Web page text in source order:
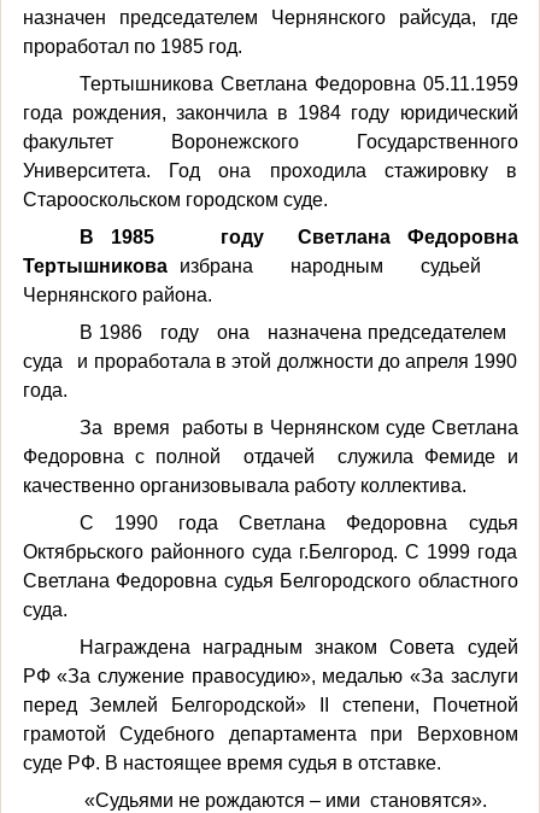
назначен председателем Чернянского райсуда, где
проработал по 1985 год.
Тертышникова Светлана Федоровна 05.11.1959
года рождения, закончила в 1984 году юридический
факультет Воронежского Государственного
Университета. Год она проходила стажировку в
Старооскольском городском суде.
В 1985 году Светлана Федоровна
Тертышниковаизбрана народным судьей
Чернянского района.
В 1986 году она назначена председателем
суда и проработала в этой должности до апреля 1990
года.
За время работы в Чернянском суде Светлана
Федоровна с полной отдачей служила Фемиде и
качественно организовывала работу коллектива.
С 1990 года Светлана Федоровна судья
Октябрьского районного суда г.Белгород. С 1999 года
Светлана Федоровна судья Белгородского областного
суда.
Награждена наградным знаком Совета судей
РФ «За служение правосудию», медалью «За заслуги
перед Землей Белгородской»
степени, Почетной
грамотой Судебного департамента при Верховном
суде РФ. В настоящее время судья в отставке.
«Судьями не рождаются – ими становятся».